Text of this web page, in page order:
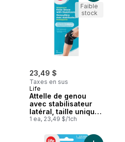
23,49 $
Taxes en sus
Life
Attelle de genou
avec stabilisateur
latéral, taille unique,
1 par paquet
1 ea, 23,49 $/1ch
Faible
stock